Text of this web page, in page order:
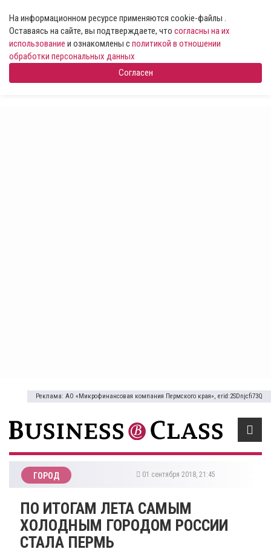
На информационном ресурсе применяются cookie-файлы .
Оставаясь на сайте, вы подтверждаете, что согласны на их
использование и ознакомлены сполитикой в отношении
обработки персональных данных
Согласен
Реклама: АО «Микрофинансовая компания Пермского края», erid:2SDnjcfi73Q
ГОРОД 01 сентября 2018, 21:45
ПО ИТОГАМ ЛЕТА САМЫМ
ХОЛОДНЫМ ГОРОДОМ РОССИИ
СТАЛА ПЕРМЬ